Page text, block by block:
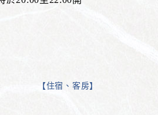
【住宿、客房】